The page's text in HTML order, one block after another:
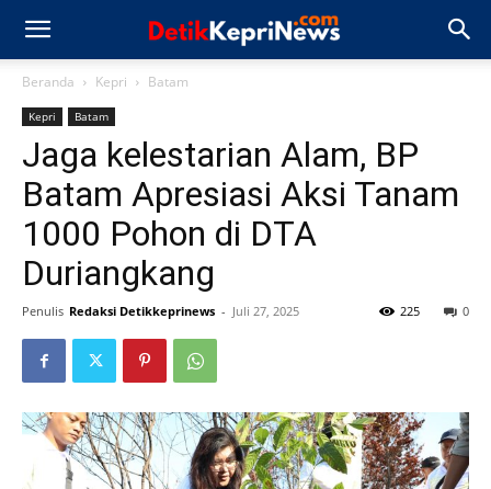
Beranda Kepri Batam
Kepri Batam
Jaga kelestarian Alam, BP
Batam Apresiasi Aksi Tanam
1000 Pohon di DTA
Duriangkang
Penulis Redaksi Detikkeprinews - Juli 27, 2025 0
225